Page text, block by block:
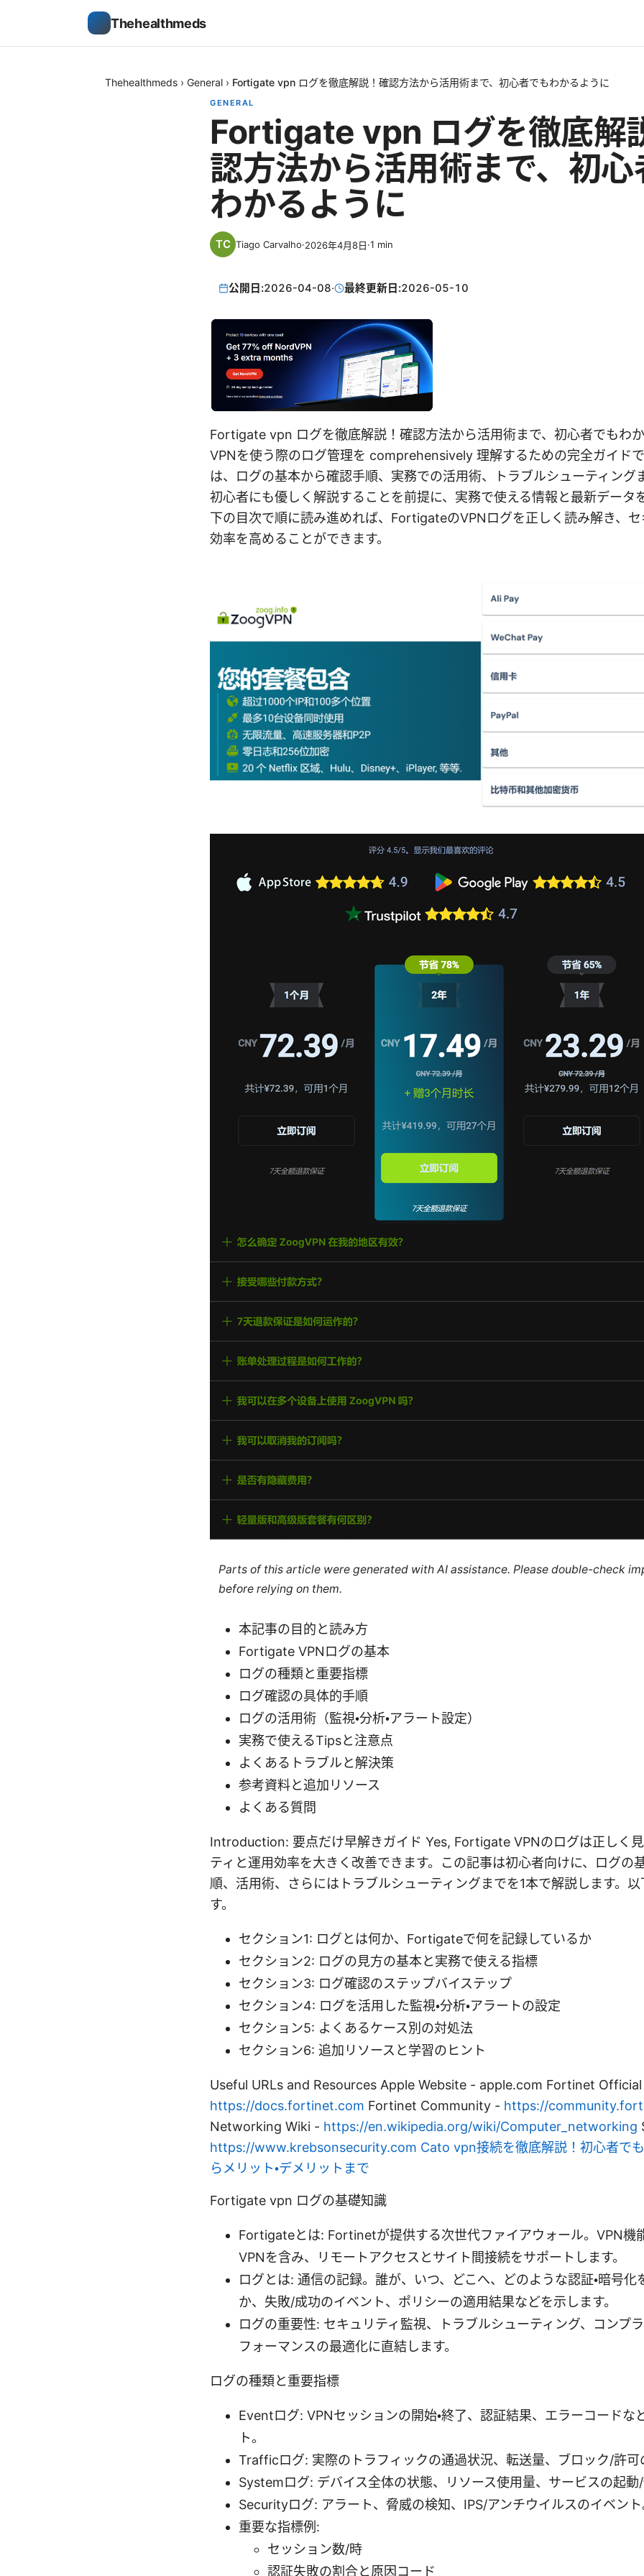
Thehealthmeds
Thehealthmeds › General › Fortigate vpn ログを徹底解説！確認方法から活用術まで、初心者でもわかるように
GENERAL
Fortigate vpn ログを徹底解
認方法から活用術まで、初心
わかるように
Tiago Carvalho·2026年4月8日·1 min
公開日:2026-04-08· 最終更新日:2026-05-10
Fortigate vpn ログを徹底解説！確認方法から活用術まで、初心者でもわか
VPNを使う際のログ管理を comprehensively 理解するための完全ガイド
は、ログの基本から確認手順、実務での活用術、トラブルシューティング
初心者にも優しく解説することを前提に、実務で使える情報と最新データ
下の目次で順に読み進めれば、FortigateのVPNログを正しく読み解き、セ
効率を高めることができます。
Parts of this article were generated with AI assistance. Please double-check
before relying on them.
本記事の目的と読み方
Fortigate VPNログの基本
ログの種類と重要指標
ログ確認の具体的手順
ログの活用術（監視・分析・アラート設定）
実務で使えるTipsと注意点
よくあるトラブルと解決策
参考資料と追加リソース
よくある質問
Introduction: 要点だけ早解きガイド Yes, Fortigate VPNのログは正しく
ティと運用効率を大きく改善できます。この記事は初心者向けに、ログの
順、活用術、さらにはトラブルシューティングまでを1本で解説します。
す。
セクション1: ログとは何か、Fortigateで何を記録しているか
セクション2: ログの見方の基本と実務で使える指標
セクション3: ログ確認のステップバイステップ
セクション4: ログを活用した監視・分析・アラートの設定
セクション5: よくあるケース別の対処法
セクション6: 追加リソースと学習のヒント
Useful URLs and Resources Apple Website - apple.com Fortinet
https://docs.fortinet.com Fortinet Community - https://
Networking Wiki - https://en.wikipedia.org/wiki/Computer_networking
https://www.krebsonsecurity.com Cato vpn接続を徹底解説！初心者で
らメリット・デメリットまで
Fortigate vpn ログの基礎知識
Fortigateとは: Fortinetが提供する次世代ファイアウォール。VPN機
VPNを含み、リモートアクセスとサイト間接続をサポートします。
ログとは: 通信の記録。誰が、いつ、どこへ、どのような認証・暗号化
か、失敗/成功のイベント、ポリシーの適用結果などを示します。
ログの重要性: セキュリティ監視、トラブルシューティング、コンプ
フォーマンスの最適化に直結します。
ログの種類と重要指標
Eventログ: VPNセッションの開始・終了、認証結果、エラーコードな
ト。
Trafficログ: 実際のトラフィックの通過状況、転送量、ブロック/許可
Systemログ: デバイス全体の状態、リソース使用量、サービスの起動/
Securityログ: アラート、脅威の検知、IPS/アンチウイルスのイベント
重要な指標例:
セッション数/時
認証失敗の割合と原因コード